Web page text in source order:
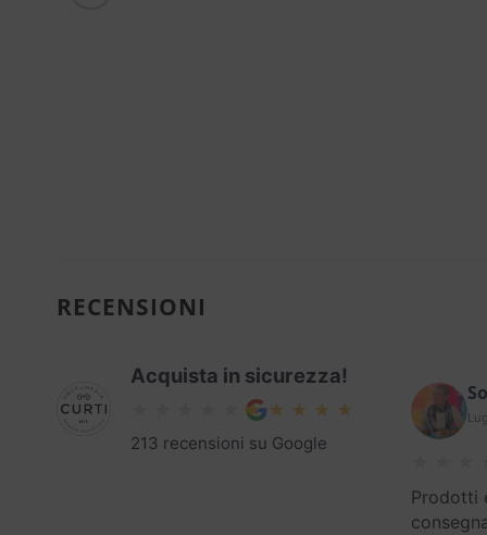
RECENSIONI
Acquista in sicurezza!
213 recensioni su Google
Prodotti